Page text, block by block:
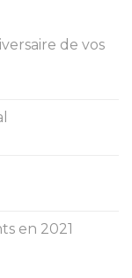
de vos
en 2021